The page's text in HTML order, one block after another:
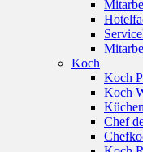
Koch
Koch
Koch
Chef